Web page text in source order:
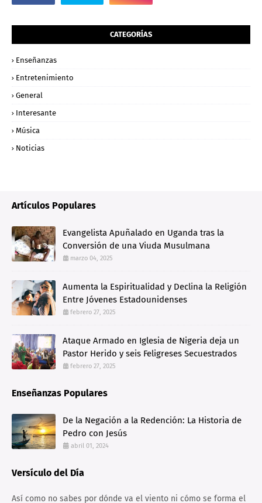
CATEGORÍAS
Enseñanzas
Entretenimiento
General
Interesante
Música
Noticias
Artículos Populares
Evangelista Apuñalado en Uganda tras la
Conversión de una Viuda Musulmana
marzo 04, 2025
Aumenta la Espiritualidad y Declina la Religión
Entre Jóvenes Estadounidenses
febrero 27, 2025
Ataque Armado en Iglesia de Nigeria deja un
Pastor Herido y seis Feligreses Secuestrados
febrero 27, 2025
Enseñanzas Populares
De la Negación a la Redención: La Historia de
Pedro con Jesús
abril 01, 2024
Versículo del Día
Así como no sabes por dónde va el viento ni cómo se forma el